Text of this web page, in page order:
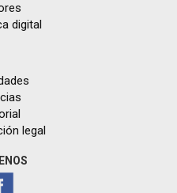
digital
legal